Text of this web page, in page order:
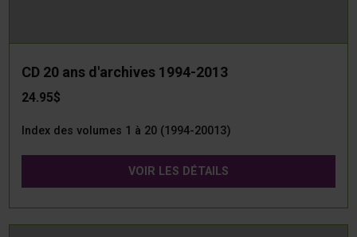
CD 20 ans d'archives 1994-2013
24.95$
Index des volumes 1 à 20 (1994-20013)
VOIR LES DÉTAILS